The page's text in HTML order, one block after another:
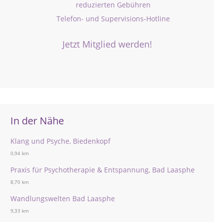
reduzierten Gebühren
Telefon- und Supervisions-Hotline
Jetzt Mitglied werden!
In der Nähe
Klang und Psyche, Biedenkopf
0,94 km
Praxis für Psychotherapie & Entspannung, Bad Laasphe
8,70 km
Wandlungswelten Bad Laasphe
9,33 km